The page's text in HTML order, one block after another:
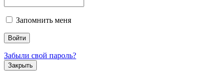
Запомнить меня
Забыли свой пароль?
Закрыть